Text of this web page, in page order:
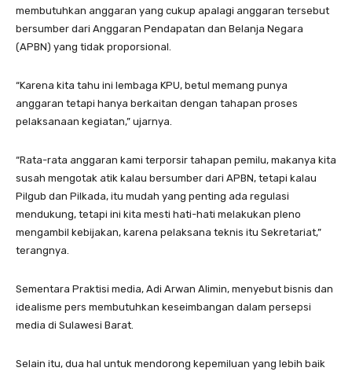
membutuhkan anggaran yang cukup apalagi anggaran tersebut
bersumber dari Anggaran Pendapatan dan Belanja Negara
(APBN) yang tidak proporsional.
“Karena kita tahu ini lembaga KPU, betul memang punya
anggaran tetapi hanya berkaitan dengan tahapan proses
pelaksanaan kegiatan,” ujarnya.
“Rata-rata anggaran kami terporsir tahapan pemilu, makanya kita
susah mengotak atik kalau bersumber dari APBN, tetapi kalau
Pilgub dan Pilkada, itu mudah yang penting ada regulasi
mendukung, tetapi ini kita mesti hati-hati melakukan pleno
mengambil kebijakan, karena pelaksana teknis itu Sekretariat,”
terangnya.
Sementara Praktisi media, Adi Arwan Alimin, menyebut bisnis dan
idealisme pers membutuhkan keseimbangan dalam persepsi
media di Sulawesi Barat.
Selain itu, dua hal untuk mendorong kepemiluan yang lebih baik